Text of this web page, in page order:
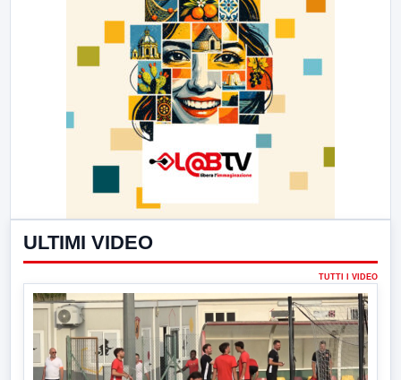
ULTIMI VIDEO
TUTTI I VIDEO